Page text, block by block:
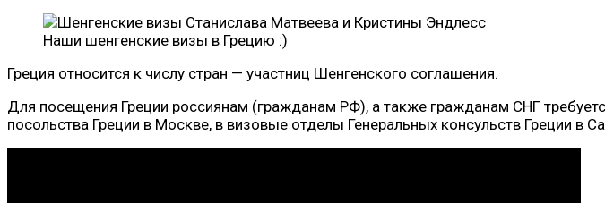
Наши шенгенские визы в Грецию :)
Греция относится к числу стран — участниц Шенгенского соглашения.
Для посещения Греции россиянам (гражданам РФ), а также гражданам СНГ
посольства Греции в Москве, в визовые отделы Генеральных консульств Греции в